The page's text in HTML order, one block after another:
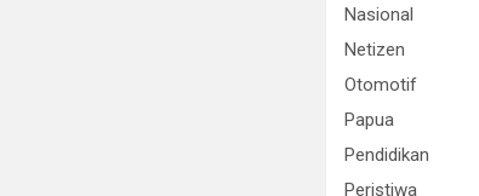
Nasional
Netizen
Otomotif
Papua
Pendidikan
Peristiwa